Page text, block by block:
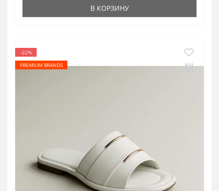
В КОРЗИНУ
-22%
PREMIUM BRANDS